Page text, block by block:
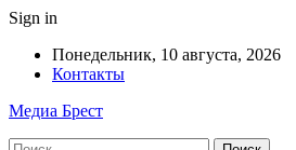
Sign in
Понедельник, 10 августа, 2026
Контакты
Медиа Брест